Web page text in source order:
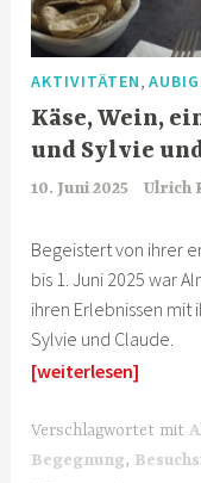
AKTIVITÄTEN ,
Käse, Wein,
und Sylvie
10. Juni 2025 Ulrich
Begeistert von ihrer
bis 1. Juni 2025 war
ihren Erlebnissen mit
Sylvie und Claude.
[weiterlesen]
Verschlagwortet mit
Begegnung,